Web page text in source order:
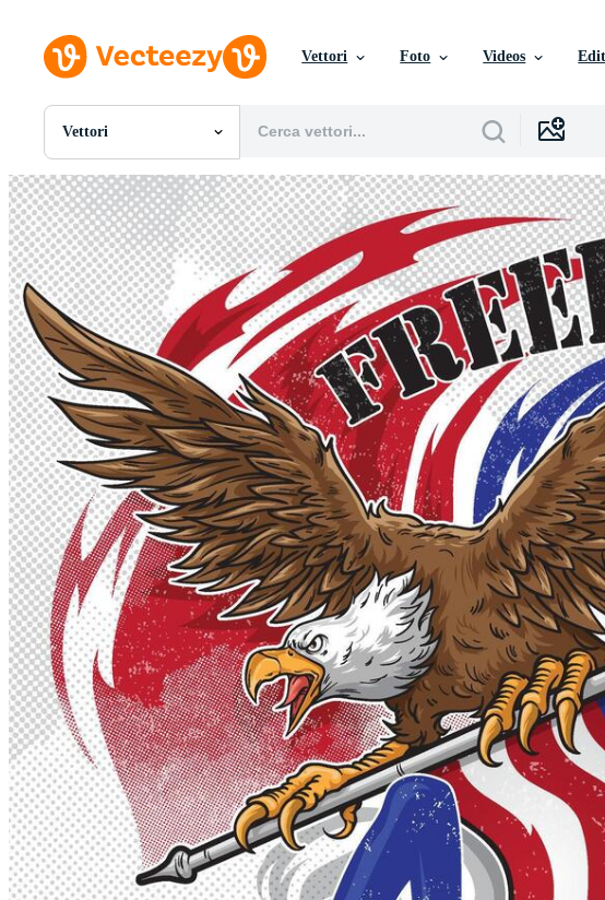
Vettori Foto Videos
Vettori
Tutte Immagini
Foto
PNGs
PSDs
SVGs
Modelli
Vettori
Videos
Motion graphics
Immagini Editoriali
Eventi Editoriali